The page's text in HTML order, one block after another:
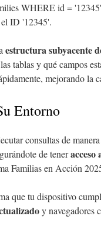
WHERE id =
ID '12345'.
estructura subyacente
tablas y qué campos
mejorando la
Entorno
consultas de
de teneracceso
Familias en Acción
que tu dispositivo
y navegadores